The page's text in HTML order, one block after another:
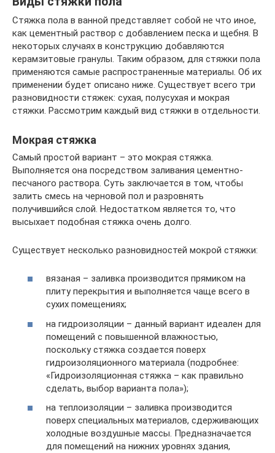
Стяжка пола в ванной представляет собой не что иное,
как цементный раствор с добавлением песка и щебня. В
некоторых случаях в конструкцию добавляются
керамзитовые гранулы. Таким образом, для стяжки пола
применяются самые распространенные материалы. Об их
применении будет описано ниже. Существует всего три
разновидности стяжек: сухая, полусухая и мокрая
стяжки. Рассмотрим каждый вид стяжки в отдельности.
Мокрая стяжка
Самый простой вариант – это мокрая стяжка.
Выполняется она посредством заливания цементно-
песчаного раствора. Суть заключается в том, чтобы
залить смесь на черновой пол и разровнять
получившийся слой. Недостатком является то, что
высыхает подобная стяжка очень долго.
Существует несколько разновидностей мокрой стяжки:
вязаная – заливка производится прямиком на
плиту перекрытия и выполняется чаще всего в
сухих помещениях;
на гидроизоляции – данный вариант идеален для
помещений с повышенной влажностью,
поскольку стяжка создается поверх
гидроизоляционного материала (подробнее:
«Гидроизоляционная стяжка – как правильно
сделать, выбор варианта пола»);
на теплоизоляции – заливка производится
поверх специальных материалов, сдерживающих
холодные воздушные массы. Предназначается
для помещений на нижних уровнях здания,